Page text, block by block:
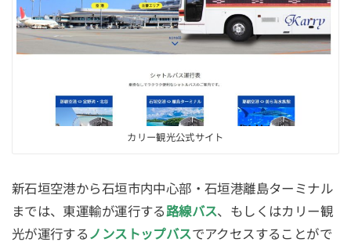
カリー観光公式サイト
新石垣空港から石垣市内中心部・石垣港離島ターミナル
までは、東運輸が運行する路線バス、もしくはカリー観
光が運行する ノンストップバスでアクセスすることがで